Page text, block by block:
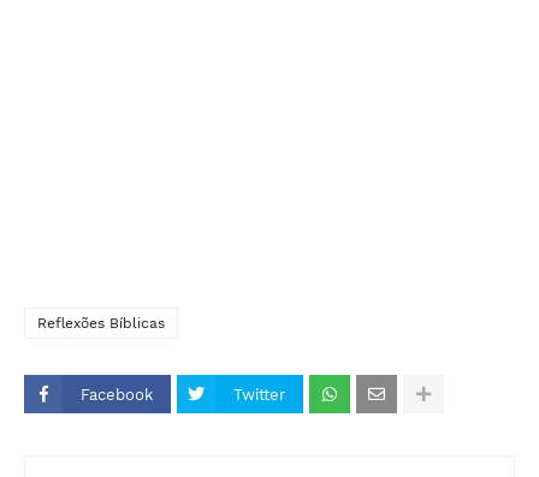
Reflexões Bíblicas
Facebook Twitter